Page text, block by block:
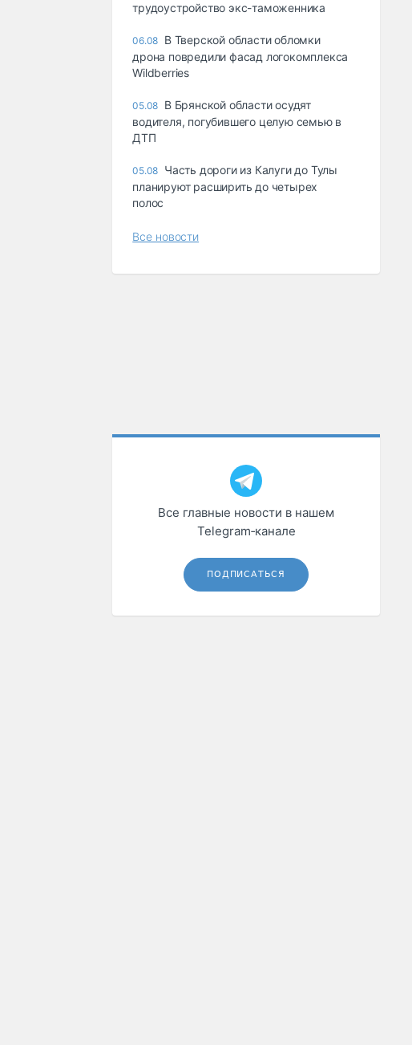
трудоустройство экс-таможенника
06.08 В Тверской области обломки
дрона повредили фасад логокомплекса
Wildberries
05.08 В Брянской области осудят
водителя, погубившего целую семью в
ДТП
05.08 Часть дороги из Калуги до Тулы
планируют расширить до четырех
полос
Все новости
Все главные новости в нашем
Telegram‑канале
ПОДПИСАТЬСЯ